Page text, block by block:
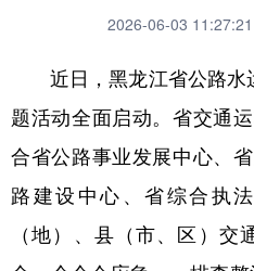
科技 科普
健康 军事
人居
2026-06-03 11:27:21
近日，黑龙江省公路水
题活动全面启动。省交通
合省公路事业发展中心、
路建设中心、省综合执
（地）、县（市、区）交